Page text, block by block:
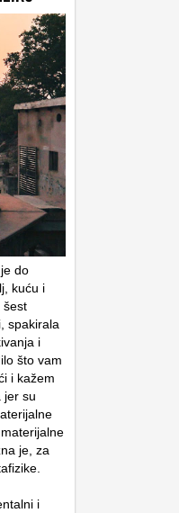
do
kuću i
šest
spakirala
i
što vam
i kažem
jer su
je, za
i